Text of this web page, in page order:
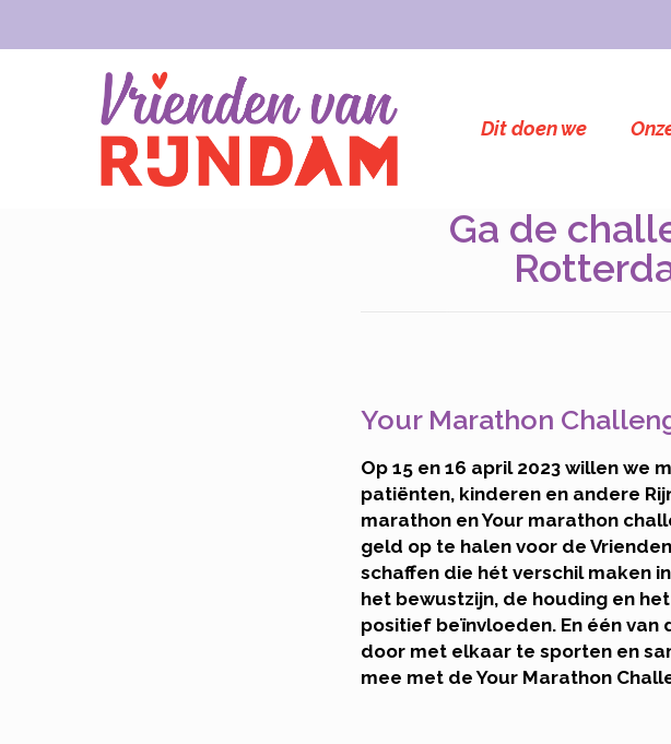
Dit doen we
Ga de
Your Marathon
Op 15 en 16 april 2023 willen we
patiënten, kinderen en andere
marathon en Your marathon
geld op te halen voor de
schaffen die hét verschil maken
het bewustzijn, de houding en
positief beïnvloeden. En één
door met elkaar te sporten en
mee met de Your Marathon